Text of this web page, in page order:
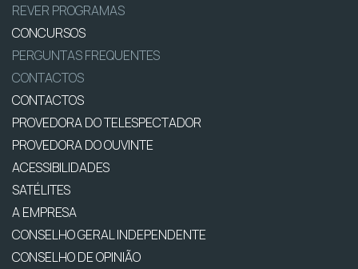
REVER PROGRAMAS
CONCURSOS
PERGUNTAS FREQUENTES
CONTACTOS
CONTACTOS
PROVEDORA DO TELESPECTADOR
PROVEDORA DO OUVINTE
ACESSIBILIDADES
SATÉLITES
A EMPRESA
CONSELHO GERAL INDEPENDENTE
CONSELHO DE OPINIÃO